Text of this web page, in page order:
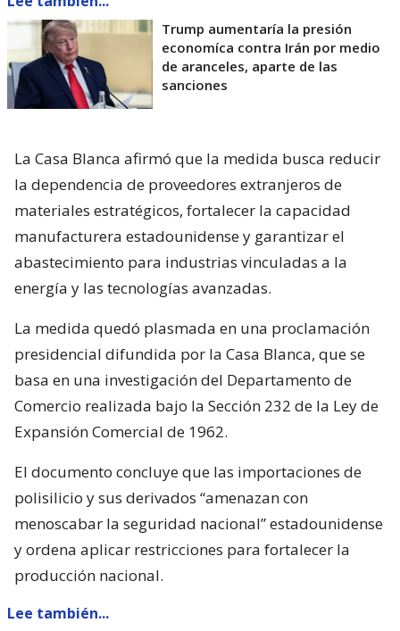
Trump aumentaría la presión
economíca contra Irán por medio
de aranceles, aparte de las
sanciones
La Casa Blanca afirmó que la medida busca reducir
la dependencia de proveedores extranjeros de
materiales estratégicos, fortalecer la capacidad
manufacturera estadounidense y garantizar el
abastecimiento para industrias vinculadas a la
energía y las tecnologías avanzadas.
La medida quedó plasmada en una proclamación
presidencial difundida por la Casa Blanca, que se
basa en una investigación del Departamento de
Comercio realizada bajo la Sección 232 de la Ley de
Expansión Comercial de 1962.
El documento concluye que las importaciones de
polisilicio y sus derivados “amenazan con
menoscabar la seguridad nacional” estadounidense
y ordena aplicar restricciones para fortalecer la
producción nacional.
Lee también...